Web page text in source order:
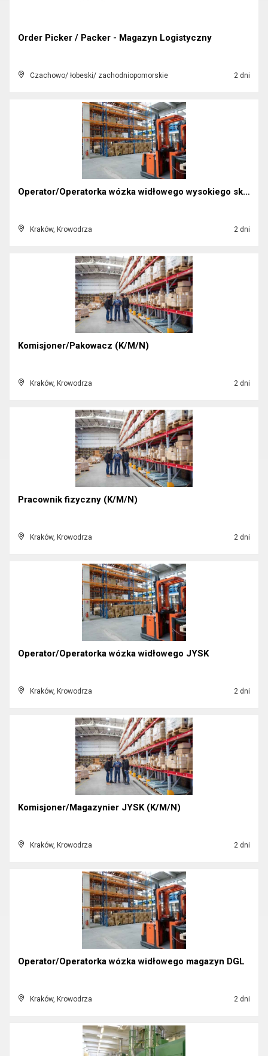
Order Picker / Packer - Magazyn Logistyczny
Czachowo/ łobeski/ zachodniopomorskie 2 dni
Operator/Operatorka wózka widłowego wysokiego skła...
Kraków, Krowodrza 2 dni
Komisjoner/Pakowacz (K/M/N)
Kraków, Krowodrza 2 dni
Pracownik fizyczny (K/M/N)
Kraków, Krowodrza 2 dni
Operator/Operatorka wózka widłowego JYSK
Kraków, Krowodrza 2 dni
Komisjoner/Magazynier JYSK (K/M/N)
Kraków, Krowodrza 2 dni
Operator/Operatorka wózka widłowego magazyn DGL
Kraków, Krowodrza 2 dni